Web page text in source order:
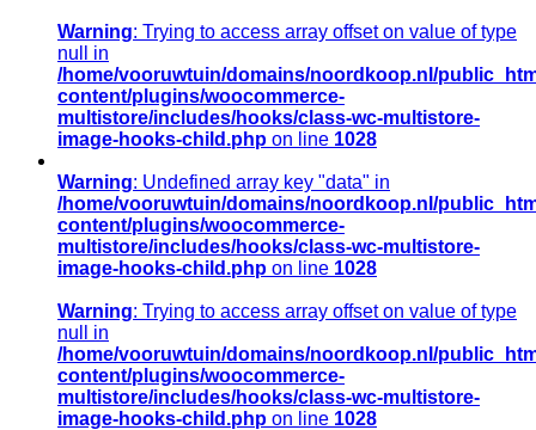
Warning: Trying to access array offset on value of type
null in
/home/vooruwtuin/domains/noordkoop.nl/
content/plugins/woocommerce-
multistore/includes/hooks/class-wc-multistore-
image-hooks-child.php on line 1028
Warning: Undefined array key "data" in
/home/vooruwtuin/domains/noordkoop.nl/
content/plugins/woocommerce-
multistore/includes/hooks/class-wc-multistore-
image-hooks-child.php on line 1028
Warning: Trying to access array offset on value of type
null in
/home/vooruwtuin/domains/noordkoop.nl/
content/plugins/woocommerce-
multistore/includes/hooks/class-wc-multistore-
image-hooks-child.php on line 1028